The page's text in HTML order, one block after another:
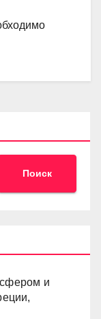
Поиск
и